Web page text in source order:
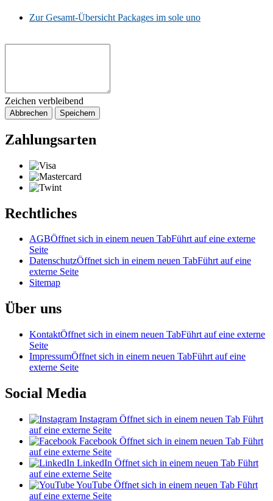
Zur Gesamt-Übersicht Packages im sole uno
Zeichen verbleibend
Abbrechen Speichern
Zahlungsarten
Rechtliches
AGBÖffnet sich in einem neuen TabFührt auf eine externe
Seite
DatenschutzÖffnet sich in einem neuen TabFührt auf eine
externe Seite
Sitemap
Über uns
KontaktÖffnet sich in einem neuen TabFührt auf eine externe
Seite
ImpressumÖffnet sich in einem neuen TabFührt auf eine
externe Seite
Social Media
Instagram Öffnet sich in einem neuen Tab Führt
auf eine externe Seite
Facebook Öffnet sich in einem neuen Tab Führt
auf eine externe Seite
LinkedIn Öffnet sich in einem neuen Tab Führt
auf eine externe Seite
YouTube Öffnet sich in einem neuen Tab Führt
auf eine externe Seite